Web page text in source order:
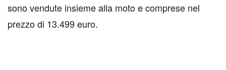
sono vendute insieme alla moto e comprese nel
prezzo di 13.499 euro.